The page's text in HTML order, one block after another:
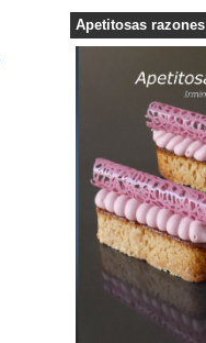
Apetitosas razones